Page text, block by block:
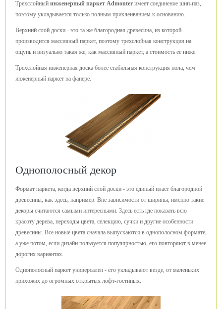
Трехслойный инженерный паркет Admonter имеет соединение шип-паз,
поэтому укладывается только полным приклеиванием к основанию.
Верхний слой доски - это та же благородная древесина, из которой
производится массивный паркет, поэтому трехслойная конструкция на
ощупь и визуально такая же, как массивный паркет, а стоимость ее ниже.
Трехслойная инженерная доска более стабильная конструкция пола, чем
инженерный паркет на фанере.
Однополосный декор
Формат паркета, когда верхний слой доски - это единый пласт благородной
древесины, как здесь, например. Вне зависимости от ширины, именно такие
декоры считаются самыми интересными. Здесь есть где показать всю
красоту дерева, переходы цвета, селекцию, сучки и другие особенности
древесины. Все новые цвета сначала выпускаются в однополосном формате,
а уже потом, если дизайн пользуется популярностью, его повторяют в менее
дорогих вариантах.
Однополосный паркет универсален - его укладывают везде, от маленьких
прихожих до огромных открытых лофт-гостиных.